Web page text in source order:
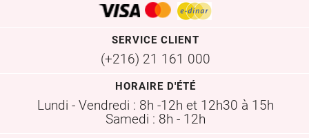
SERVICE CLIENT
(+216) 21 161 000
HORAIRE D'ÉTÉ
Lundi - Vendredi : 8h -12h et 12h30 à 15h
Samedi : 8h - 12h